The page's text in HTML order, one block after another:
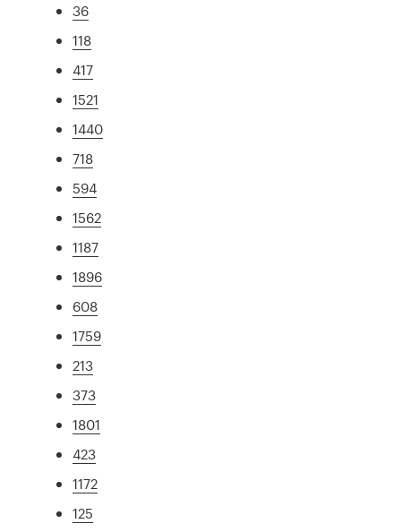
36
118
417
1521
1440
718
594
1562
1187
1896
608
1759
213
373
1801
423
1172
125